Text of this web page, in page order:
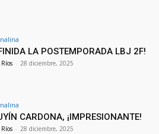
LA POSTEMPORADA LBJ 2F!
- 28 diciembre, 2025
CARDONA, ¡IMPRESIONANTE!
- 28 diciembre, 2025